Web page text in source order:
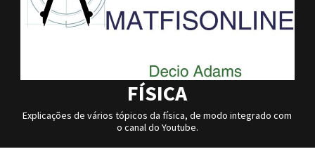
FÍSICA
Explicações de vários tópicos da física, de modo integrado com
o canal do Youtube.